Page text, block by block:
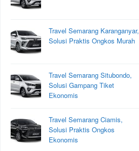
Travel Semarang Karanganyar,
Solusi Praktis Ongkos Murah
Travel Semarang Situbondo,
Solusi Gampang Tiket
Ekonomis
Travel Semarang Ciamis,
Solusi Praktis Ongkos
Ekonomis